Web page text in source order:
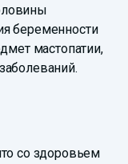
беременности
мастопатии,
со здоровьем